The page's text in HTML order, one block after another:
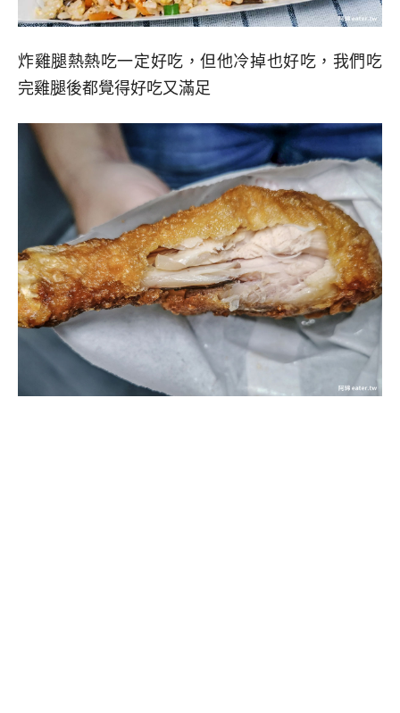
炸雞腿熱熱吃一定好吃，但他冷掉也好吃，我們吃
完雞腿後都覺得好吃又滿足